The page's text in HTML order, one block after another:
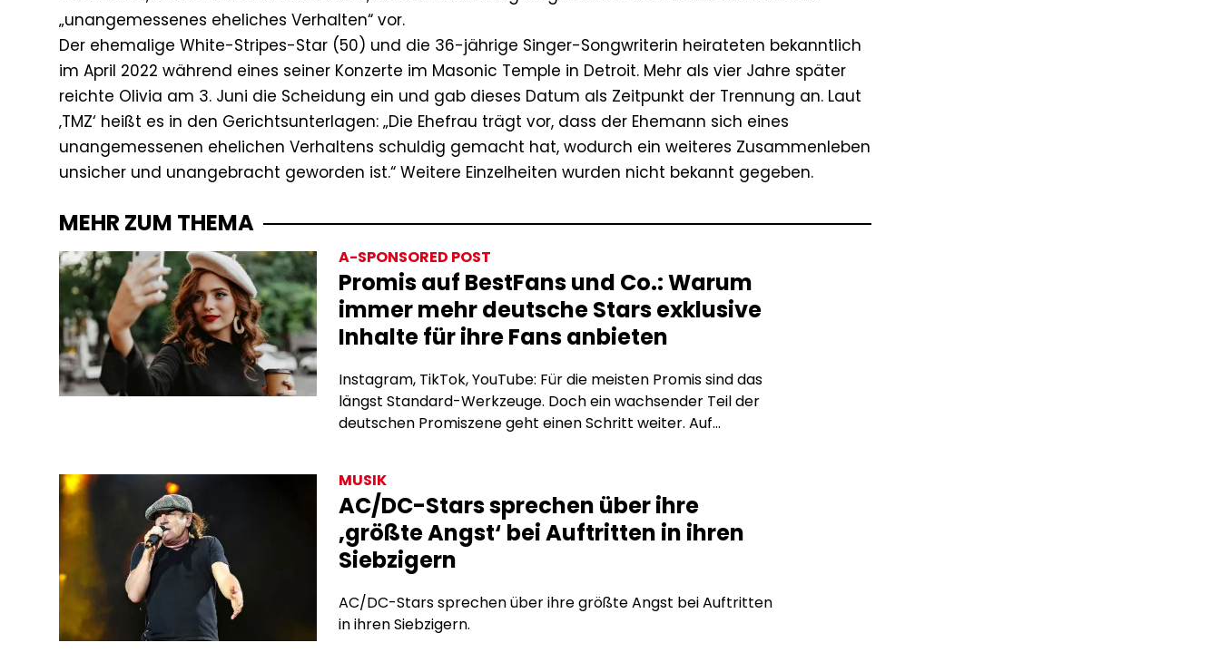
„unangemessenes eheliches Verhalten“ vor.
Der ehemalige White-Stripes-Star (50) und die 36-jährige Singer-Songwriterin heirateten bekanntlich
im April 2022 während eines seiner Konzerte im Masonic Temple in Detroit. Mehr als vier Jahre später
reichte Olivia am 3. Juni die Scheidung ein und gab dieses Datum als Zeitpunkt der Trennung an. Laut
‚TMZ‘ heißt es in den Gerichtsunterlagen: „Die Ehefrau trägt vor, dass der Ehemann sich eines
unangemessenen ehelichen Verhaltens schuldig gemacht hat, wodurch ein weiteres Zusammenleben
unsicher und unangebracht geworden ist.“ Weitere Einzelheiten wurden nicht bekannt gegeben.
MEHR ZUM THEMA
A-SPONSORED POST
Promis auf BestFans und Co.: Warum
immer mehr deutsche Stars exklusive
Inhalte für ihre Fans anbieten
Instagram, TikTok, YouTube: Für die meisten Promis sind das
längst Standard-Werkzeuge. Doch ein wachsender Teil der
deutschen Promiszene geht einen Schritt weiter. Auf
Algorithmen, ohne Reichweitenbeschränkungen und ohne
Werbeverträge, die den Inhalt einschränken. Was steckt
hinter dem Trend, und warum […]
MUSIK
AC/DC-Stars sprechen über ihre
‚größte Angst‘ bei Auftritten in ihren
Siebzigern
AC/DC-Stars sprechen über ihre größte Angst bei Auftritten
in ihren Siebzigern.